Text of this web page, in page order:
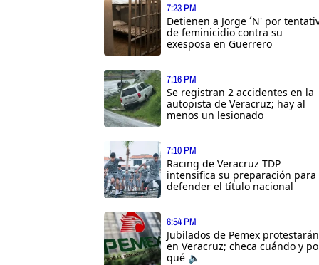
7:23 PM
Detienen a Jorge ´N' por
de feminicidio contra su
exesposa en Guerrero
7:16 PM
Se registran 2 accidentes en la
autopista de Veracruz; hay al
menos un lesionado
7:10 PM
Racing de Veracruz TDP
intensifica su preparación para
defender el título nacional
6:54 PM
Jubilados de Pemex protestarán
en Veracruz; checa cuándo y
qué 🔈